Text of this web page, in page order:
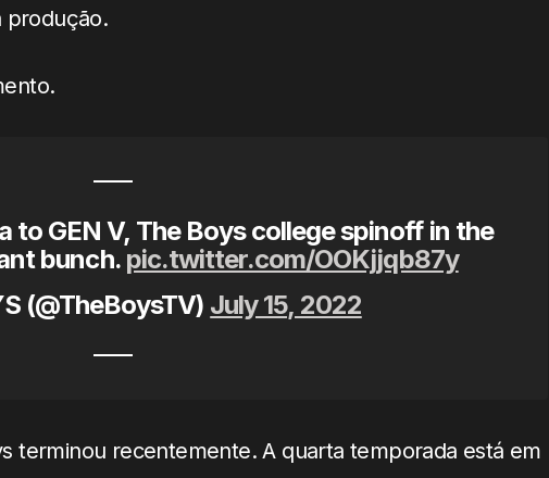
produção.
to GEN V, The Boys college spinoff in the
bunch. pic.twitter.com/OOKjjqb87y
(@TheBoysTV) July 15, 2022
terminou recentemente. A quarta temporada está em